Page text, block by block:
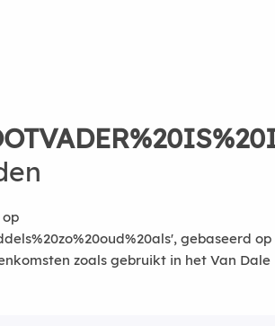
gebaseerd op
zoals gebruikt in het Van Dale